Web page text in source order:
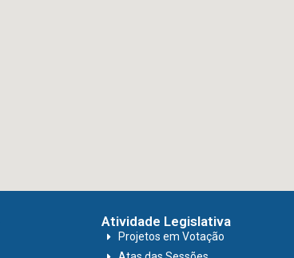
Atividade Legislativa
Projetos em Votação